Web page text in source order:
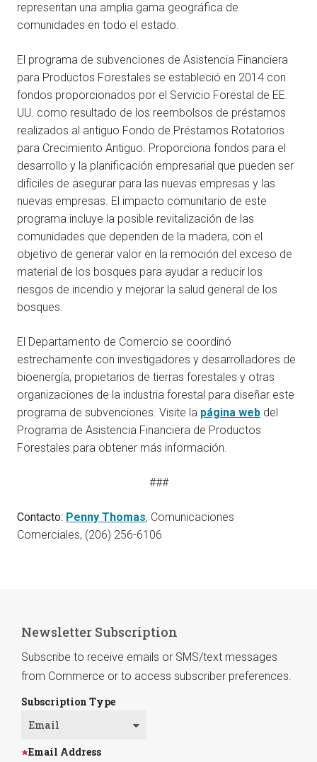
representan una amplia gama geográfica de
comunidades en todo el estado.
El programa de subvenciones de Asistencia Financiera
para Productos Forestales se estableció en 2014 con
fondos proporcionados por el Servicio Forestal de EE.
UU. como resultado de los reembolsos de préstamos
realizados al antiguo Fondo de Préstamos Rotatorios
para Crecimiento Antiguo. Proporciona fondos para el
desarrollo y la planificación empresarial que pueden ser
difíciles de asegurar para las nuevas empresas y las
nuevas empresas. El impacto comunitario de este
programa incluye la posible revitalización de las
comunidades que dependen de la madera, con el
objetivo de generar valor en la remoción del exceso de
material de los bosques para ayudar a reducir los
riesgos de incendio y mejorar la salud general de los
bosques.
El Departamento de Comercio se coordinó
estrechamente con investigadores y desarrolladores de
bioenergía, propietarios de tierras forestales y otras
organizaciones de la industria forestal para diseñar este
programa de subvenciones. Visite la página web del
Programa de Asistencia Financiera de Productos
Forestales para obtener más información.
###
Contacto: Penny Thomas, Comunicaciones
Comerciales, (206) 256-6106
Newsletter Subscription
Subscribe to receive emails or SMS/text messages
from Commerce or to access subscriber preferences.
Subscription Type
Email Address